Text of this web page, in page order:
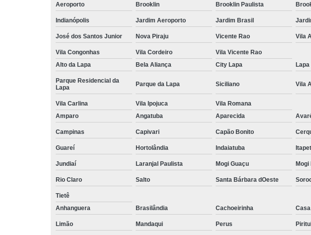
Aeroporto
Brooklin Brooklin Paulista
Indianópolis Jardim Aeroporto Jardim Brasil
José dos Santos Junior Nova Piraju Vicente Rao Vila
Vila Congonhas Vila Cordeiro
Vila Vicente Rao
Alto da Lapa
Bela Aliança City Lapa Lapa
Parque Residencial da
Lapa
Parque da Lapa Siciliano Vila
Vila Carlina Vila Ipojuca
Vila Romana
Amparo
Angatuba Aparecida
Campinas Capivari Capão Bonito
Guareí Hortolândia Indaiatuba
Jundiaí Laranjal Paulista Mogi Guaçu Mogi
Rio Claro Salto Santa Bárbara dOeste
Tietê
Anhanguera
Brasilândia Cachoeirinha
Limão Mandaqui Perus